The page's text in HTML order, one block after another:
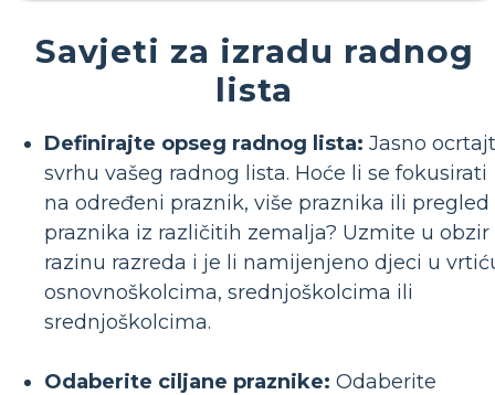
Savjeti za izradu radnog
lista
Definirajte opseg radnog lista: Jasno
svrhu vašeg radnog lista. Hoće li se fokusirati
na određeni praznik, više praznika ili pregled
praznika iz različitih zemalja? Uzmite u obzir
razinu razreda i je li namijenjeno djeci u
osnovnoškolcima, srednjoškolcima ili
srednjoškolcima.
Odaberite ciljane praznike: Odaberite